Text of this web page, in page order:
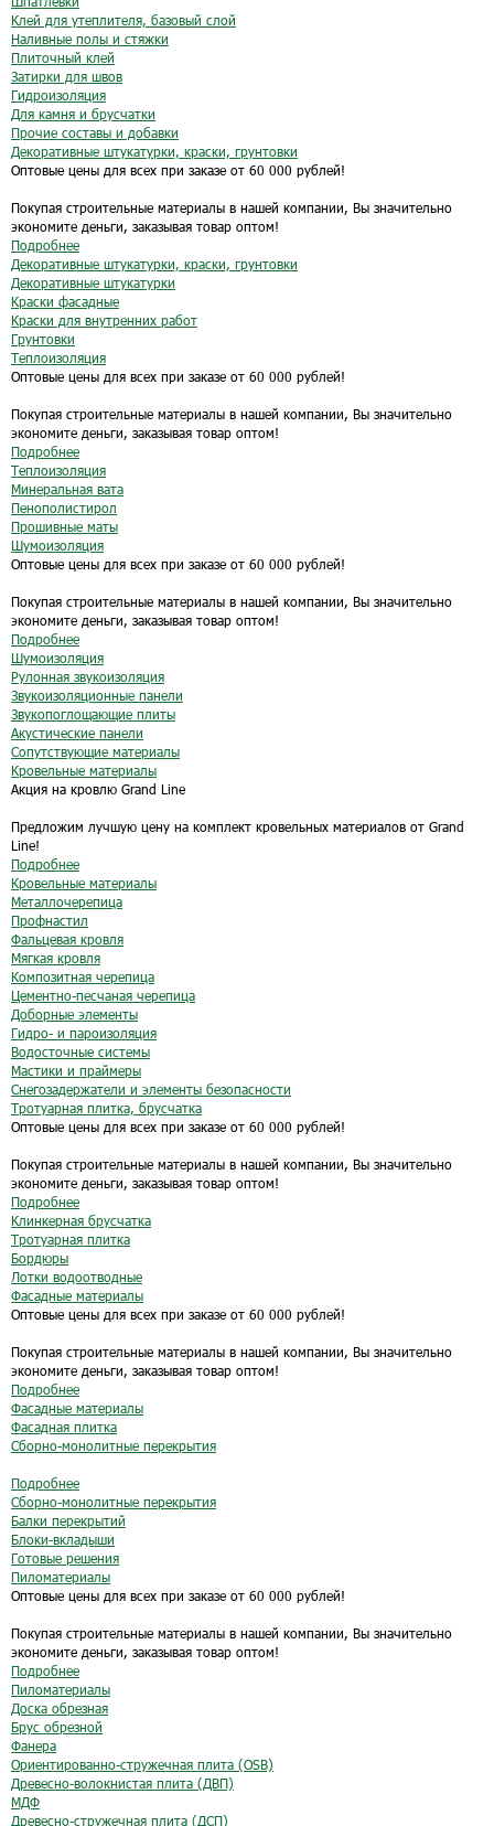
Клей для утеплителя, базовый слой
Наливные полы и стяжки
Плиточный клей
Затирки для швов
Гидроизоляция
Для камня и брусчатки
Прочие составы и добавки
Декоративные штукатурки, краски, грунтовки
Оптовые цены для всех при заказе от 60 000 рублей!
Покупая строительные материалы в нашей компании, Вы значительно
экономите деньги, заказывая товар оптом!
Подробнее
Декоративные штукатурки, краски, грунтовки
Декоративные штукатурки
Краски фасадные
Краски для внутренних работ
Грунтовки
Теплоизоляция
Оптовые цены для всех при заказе от 60 000 рублей!
Покупая строительные материалы в нашей компании, Вы значительно
экономите деньги, заказывая товар оптом!
Подробнее
Теплоизоляция
Минеральная вата
Пенополистирол
Прошивные маты
Шумоизоляция
Оптовые цены для всех при заказе от 60 000 рублей!
Покупая строительные материалы в нашей компании, Вы значительно
экономите деньги, заказывая товар оптом!
Подробнее
Шумоизоляция
Рулонная звукоизоляция
Звукоизоляционные панели
Звукопоглощающие плиты
Акустические панели
Сопутствующие материалы
Кровельные материалы
Акция на кровлю Grand Line
Предложим лучшую цену на комплект кровельных материалов от Grand
Line!
Подробнее
Кровельные материалы
Металлочерепица
Профнастил
Фальцевая кровля
Мягкая кровля
Композитная черепица
Цементно-песчаная черепица
Доборные элементы
Гидро- и пароизоляция
Водосточные системы
Мастики и праймеры
Снегозадержатели и элементы безопасности
Тротуарная плитка, брусчатка
Оптовые цены для всех при заказе от 60 000 рублей!
Покупая строительные материалы в нашей компании, Вы значительно
экономите деньги, заказывая товар оптом!
Подробнее
Клинкерная брусчатка
Тротуарная плитка
Бордюры
Лотки водоотводные
Фасадные материалы
Оптовые цены для всех при заказе от 60 000 рублей!
Покупая строительные материалы в нашей компании, Вы значительно
экономите деньги, заказывая товар оптом!
Подробнее
Фасадные материалы
Фасадная плитка
Сборно-монолитные перекрытия
Подробнее
Сборно-монолитные перекрытия
Балки перекрытий
Блоки-вкладыши
Готовые решения
Пиломатериалы
Оптовые цены для всех при заказе от 60 000 рублей!
Покупая строительные материалы в нашей компании, Вы значительно
экономите деньги, заказывая товар оптом!
Подробнее
Пиломатериалы
Доска обрезная
Брус обрезной
Фанера
Ориентированно-стружечная плита (OSB)
Древесно-волокнистая плита (ДВП)
МДФ
Древесно-стружечная плита (ДСП)